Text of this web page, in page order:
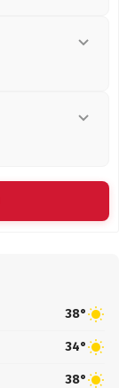
38°
34°
38°